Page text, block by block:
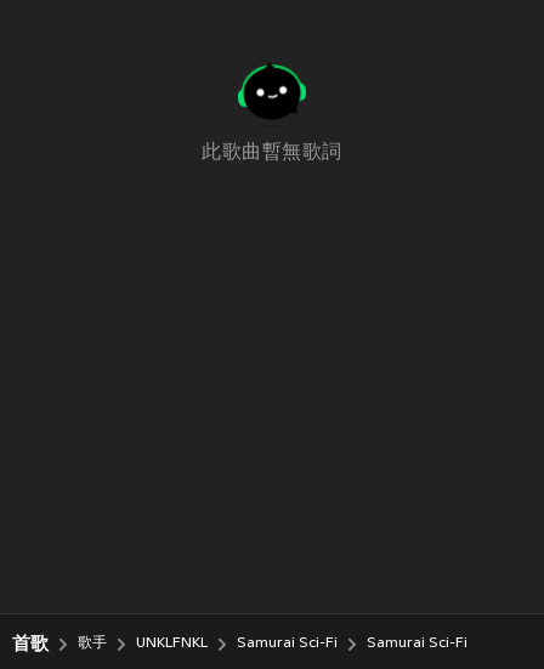
此歌曲暫無歌詞
首歌 歌手 UNKLFNKL Samurai Sci-Fi Samurai Sci-Fi